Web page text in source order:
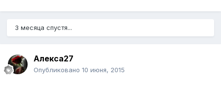
3 месяца спустя...
Алекса27
Опубликовано 10 июня, 2015